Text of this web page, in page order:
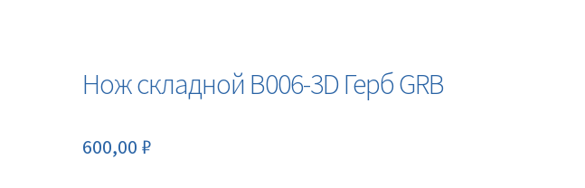
Нож складной B006-3D Герб GRB
600,00 ₽